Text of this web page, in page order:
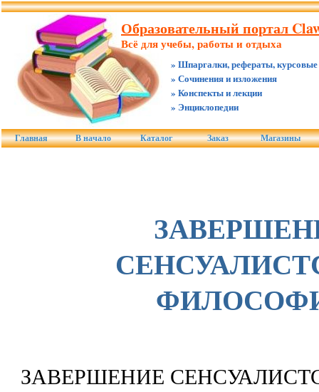
Образовательный портал
Всё для учебы, работы и отдыха
» Шпаргалки, рефераты, курсовые
» Сочинения и изложения
» Конспекты и лекции
» Энциклопедии
Главная В начало Каталог Заказ Магазины
ЗАВЕРШЕНИЕ